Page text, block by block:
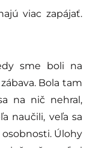
viac zapájať.
sme boli na
Bola tam
na nič nehral,
naučili, veľa sa
Úlohy